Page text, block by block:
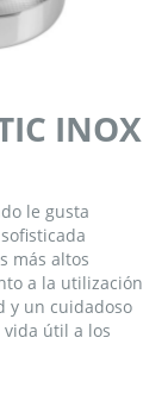
INOX
le gusta
más altos
a la utilización
y un cuidadoso
útil a los